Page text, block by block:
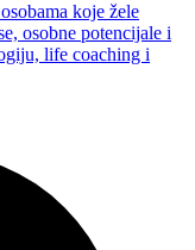
koje žele
osobne potencijale i
life coaching i